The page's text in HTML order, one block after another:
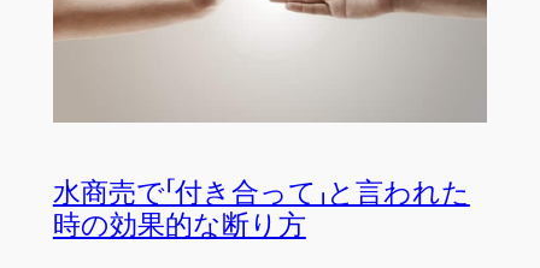
水商売で「付き合って」と言われた
時の効果的な断り方